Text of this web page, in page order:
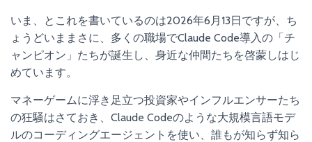
いま、とこれを書いているのは2026年6月13日ですが、ち
ょうどいままさに、多くの職場でClaude Code導入の「チ
ャンピオン」たちが誕生し、身近な仲間たちを啓蒙しはじ
めています。
マネーゲームに浮き足立つ投資家やインフルエンサーたち
の狂騒はさておき、Claude Codeのような大規模言語モデ
ルのコーディングエージェントを使い、誰もが知らず知ら